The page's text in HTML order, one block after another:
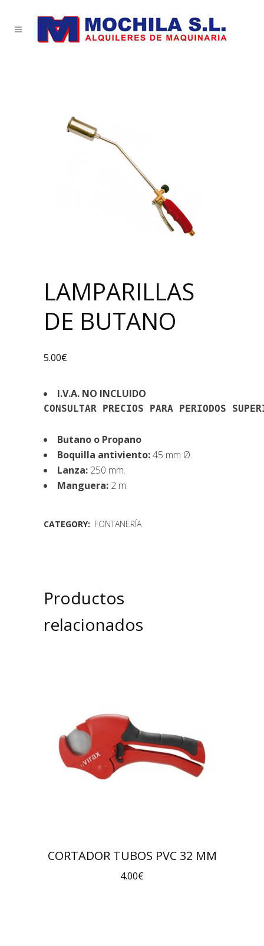
LAMPARILLAS
DE BUTANO
5.00€
I.V.A. NO INCLUIDO
CONSULTAR PRECIOS PARA PERIODOS
Butano o Propano
Boquilla antiviento:45 mm Ø.
Lanza: 250 mm.
Manguera: 2 m.
CATEGORY: FONTANERÍA
Productos
relacionados
CORTADOR TUBOS PVC 32 MM
4.00€